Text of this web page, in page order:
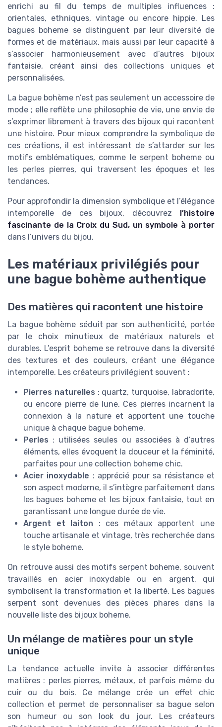
enrichi au fil du temps de multiples influences :
orientales, ethniques, vintage ou encore hippie. Les
bagues boheme se distinguent par leur diversité de
formes et de matériaux, mais aussi par leur capacité à
s’associer harmonieusement avec d’autres bijoux
fantaisie, créant ainsi des collections uniques et
personnalisées.
La bague bohème n’est pas seulement un accessoire de
mode ; elle reflète une philosophie de vie, une envie de
s’exprimer librement à travers des bijoux qui racontent
une histoire. Pour mieux comprendre la symbolique de
ces créations, il est intéressant de s’attarder sur les
motifs emblématiques, comme le serpent boheme ou
les perles pierres, qui traversent les époques et les
tendances.
Pour approfondir la dimension symbolique et l’élégance
intemporelle de ces bijoux, découvrez
l’histoire
fascinante de la Croix du Sud, un symbole à porter
dans l’univers du bijou.
Les matériaux privilégiés pour
une bague bohème authentique
Des matières qui racontent une histoire
La bague bohème séduit par son authenticité, portée
par le choix minutieux de matériaux naturels et
durables. L’esprit boheme se retrouve dans la diversité
des textures et des couleurs, créant une élégance
intemporelle. Les créateurs privilégient souvent :
Pierres naturelles : quartz, turquoise, labradorite,
ou encore pierre de lune. Ces pierres incarnent la
connexion à la nature et apportent une touche
unique à chaque bague boheme.
Perles : utilisées seules ou associées à d’autres
éléments, elles évoquent la douceur et la féminité,
parfaites pour une collection boheme chic.
Acier inoxydable : apprécié pour sa résistance et
son aspect moderne, il s’intègre parfaitement dans
les bagues boheme et les bijoux fantaisie, tout en
garantissant une longue durée de vie.
Argent et laiton : ces métaux apportent une
touche artisanale et vintage, très recherchée dans
le style boheme.
On retrouve aussi des motifs serpent boheme, souvent
travaillés en acier inoxydable ou en argent, qui
symbolisent la transformation et la liberté. Les bagues
serpent sont devenues des pièces phares dans la
nouvelle liste des bijoux boheme.
Un mélange de matières pour un style
unique
La tendance actuelle invite à associer différentes
matières : perles pierres, métaux, et parfois même du
cuir ou du bois. Ce mélange crée un effet chic
collection et permet de personnaliser sa bague selon
son humeur ou son look du jour. Les créateurs